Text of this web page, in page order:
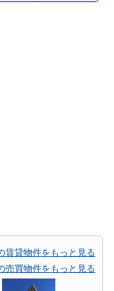
賃貸物件をもっと見る
売買物件をもっと見る